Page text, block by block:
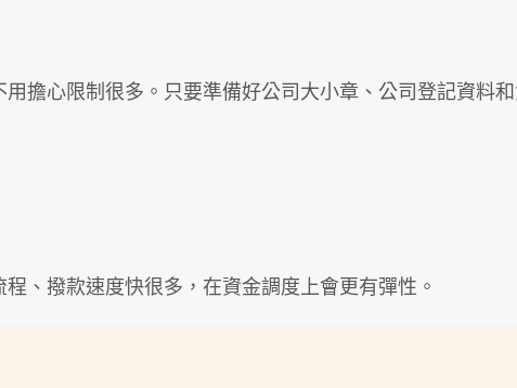
擔心限制很多。只要準備好公司大小章、公司登記資料
、撥款速度快很多，在資金調度上會更有彈性。